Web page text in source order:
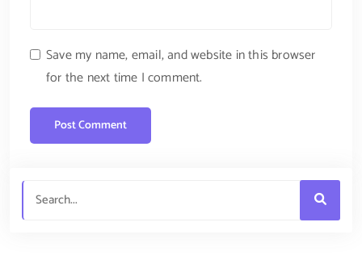
Save my name, email, and website in this browser
for the next time I comment.